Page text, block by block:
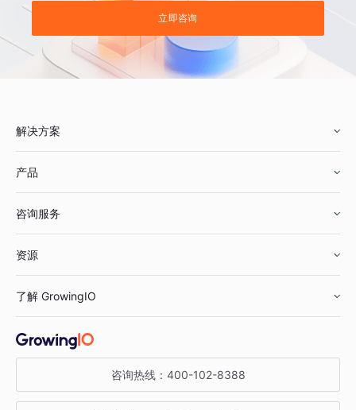
立即咨询
解决方案
鞋服行业
汽车行业
金融行业
产品
智能运营
获客分析
咨询服务
资源
增长公开课
增长博客
了解 GrowingIO
关于 GrowingIO
增长大会
咨询热线： 400-102-8388